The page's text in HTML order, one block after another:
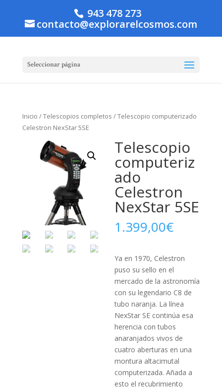
943 478 273
contacto@explorarelcosmos.com
Seleccionar página
Inicio /Telescopios completos / Telescopio computerizado
Celestron NexStar 5SE
Telescopio
computeriz
ado
Celestron
NexStar 5SE
1.399,00€
Ya en 1970, Celestron
puso su sello en el
mercado de la astronomía
con su legendario C8 de
tubo naranja. La línea
NexStar SE conti­núa esa
herencia con tubos
anaranjados vivos de
cuatro aberturas en una
montura altacimutal
computerizada. Añada a
esto el recubri­miento